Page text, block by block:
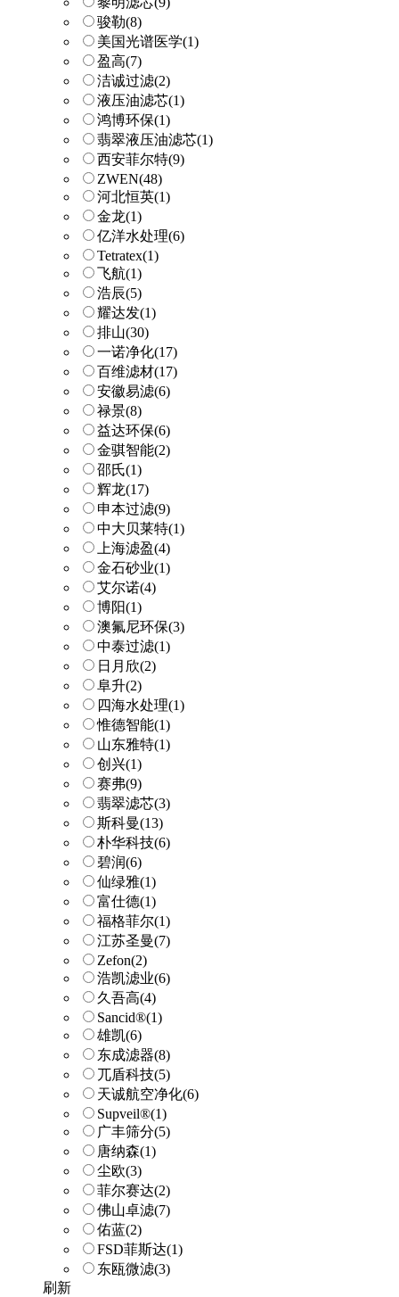
骏勒(8)
美国光谱医学(1)
盈高(7)
洁诚过滤(2)
液压油滤芯(1)
鸿博环保(1)
翡翠液压油滤芯(1)
西安菲尔特(9)
ZWEN(48)
河北恒英(1)
金龙(1)
亿洋水处理(6)
Tetratex(1)
飞航(1)
浩辰(5)
耀达发(1)
排山(30)
一诺净化(17)
百维滤材(17)
安徽易滤(6)
禄景(8)
益达环保(6)
金骐智能(2)
邵氏(1)
辉龙(17)
申本过滤(9)
中大贝莱特(1)
上海滤盈(4)
金石砂业(1)
艾尔诺(4)
博阳(1)
澳氟尼环保(3)
中泰过滤(1)
日月欣(2)
阜升(2)
四海水处理(1)
惟德智能(1)
山东雅特(1)
创兴(1)
赛弗(9)
翡翠滤芯(3)
斯科曼(13)
朴华科技(6)
碧润(6)
仙绿雅(1)
富仕德(1)
福格菲尔(1)
江苏圣曼(7)
Zefon(2)
浩凯滤业(6)
久吾高(4)
Sancid®(1)
雄凯(6)
东成滤器(8)
兀盾科技(5)
天诚航空净化(6)
Supveil®(1)
广丰筛分(5)
唐纳森(1)
尘欧(3)
菲尔赛达(2)
佛山卓滤(7)
佑蓝(2)
FSD菲斯达(1)
东瓯微滤(3)
刷新